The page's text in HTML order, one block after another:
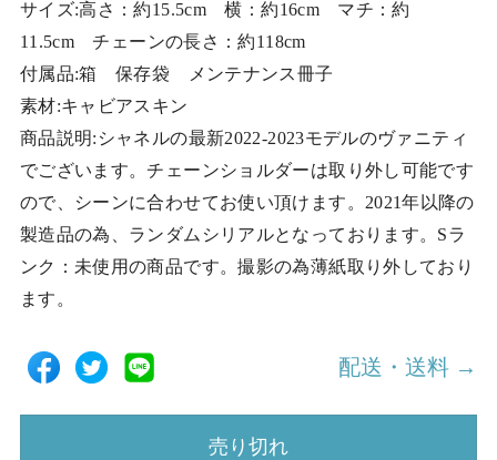
サイズ:高さ：約15.5cm 横：約16cm マチ：約
11.5cm チェーンの長さ：約118cm
付属品:箱 保存袋 メンテナンス冊子
素材:キャビアスキン
商品説明:シャネルの最新2022-2023モデルのヴァニティ
でございます。チェーンショルダーは取り外し可能です
ので、シーンに合わせてお使い頂けます。2021年以降の
製造品の為、ランダムシリアルとなっております。Sラ
ンク：未使用の商品です。撮影の為薄紙取り外しており
ます。
配送・送料 →
売り切れ